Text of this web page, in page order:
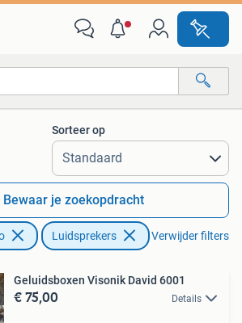
Alle afstanden…
Sorteer op
Bewaar je zoekopdracht
Luidsprekers Verwijder filters
Geluidsboxen Visonik David 6001
€ 75,00 Details